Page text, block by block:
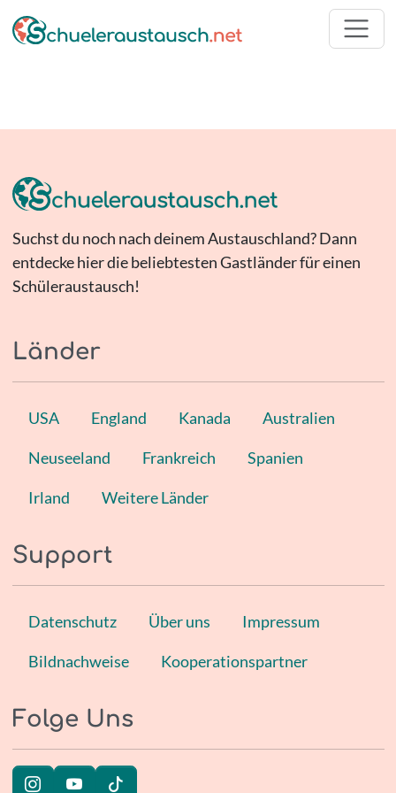
Suchst du noch nach deinem Austauschland? Dann
entdecke hier die beliebtesten Gastländer für einen
Schüleraustausch!
Länder
USA England Kanada Australien
Neuseeland Frankreich Spanien
Irland Weitere Länder
Support
Datenschutz Über uns Impressum
Bildnachweise Kooperationspartner
Folge Uns